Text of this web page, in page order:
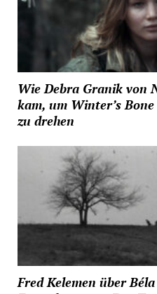
Wie Debra Granik von
kam, um Winter’s
zu drehen
Fred Kelemen über